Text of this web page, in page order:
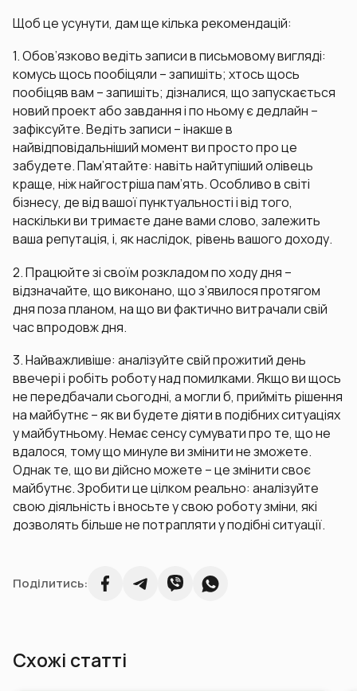
Щоб це усунути, дам ще кілька рекомендацій:
1. Обов’язково ведіть записи в письмовому вигляді:
комусь щось пообіцяли – запишіть; хтось щось
пообіцяв вам – запишіть; дізналися, що запускається
новий проект або завдання і по ньому є дедлайн –
зафіксуйте. Ведіть записи – інакше в
найвідповідальніший момент ви просто про це
забудете. Пам’ятайте: навіть найтупіший олівець
краще, ніж найгостріша пам’ять. Особливо в світі
бізнесу, де від вашої пунктуальності і від того,
наскільки ви тримаєте дане вами слово, залежить
ваша репутація, і, як наслідок, рівень вашого доходу.
2. Працюйте зі своїм розкладом по ходу дня –
відзначайте, що виконано, що з’явилося протягом
дня поза планом, на що ви фактично витрачали свій
час впродовж дня.
3. Найважливіше: аналізуйте свій прожитий день
ввечері і робіть роботу над помилками. Якщо ви щось
не передбачали сьогодні, а могли б, прийміть рішення
на майбутнє – як ви будете діяти в подібних ситуаціях
у майбутньому. Немає сенсу сумувати про те, що не
вдалося, тому що минуле ви змінити не зможете.
Однак те, що ви дійсно можете – це змінити своє
майбутнє. Зробити це цілком реально: аналізуйте
свою діяльність і вносьте у свою роботу зміни, які
дозволять більше не потрапляти у подібні ситуації.
Поділитись:
Схожі статті